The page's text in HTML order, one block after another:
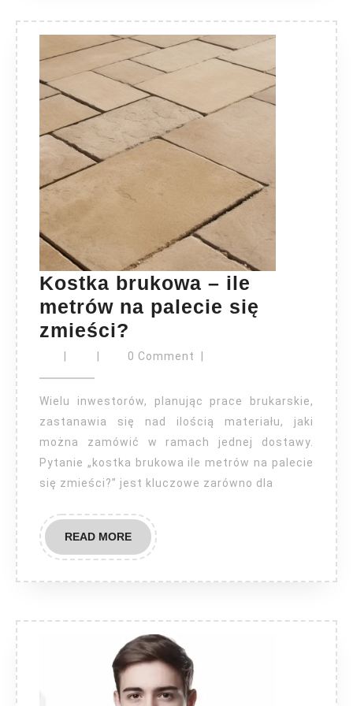
Kostka brukowa – ile
metrów na palecie się
zmieści?
brukowa
ile
metrów
na
palecie
zmieści?
0 Comment
Wielu inwestorów, planując prace brukarskie,
zastanawia się nad ilością materiału, jaki
można zamówić w ramach jednej dostawy.
Pytanie „kostka brukowa ile metrów na palecie
się zmieści?” jest kluczowe zarówno dla
READ MOREREAD
MORE